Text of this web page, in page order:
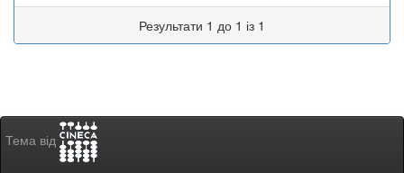
Результати 1 до 1 із 1
Тема від